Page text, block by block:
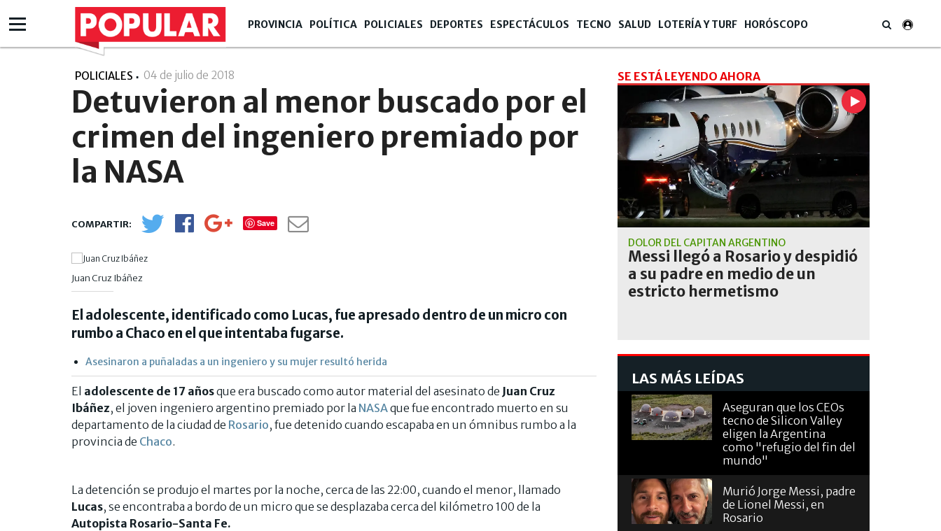
PROVINCIA POLÍTICA POLICIALES DEPORTES ESPECTÁCULOS TECNO SALUD LOTERÍA Y TURF HORÓSCOPO
POLICIALES 04 de julio de 2018
Detuvieron al menor buscado por el
crimen del ingeniero premiado por
la NASA
Save
Juan Cruz Ibáñez
El adolescente, identificado como Lucas, fue apresado dentro de un micro con
rumbo a Chaco en el que intentaba fugarse.
Asesinaron a puñaladas a un ingeniero y su mujer resultó herida
El adolescente de 17 añosque era buscado como autor material del asesinato de Juan Cruz
Ibáñez, el joven ingeniero argentino premiado por la NASAque fue encontrado muerto en su
departamento de la ciudad de Rosario, fue detenido cuando escapaba en un ómnibus rumbo a la
provincia de Chaco.
La detención se produjo el martes por la noche, cerca de las 22:00, cuando el menor, llamado
Lucas, se encontraba a bordo de un micro que se desplazaba cerca del kilómetro 100 de la
Autopista Rosario-Santa Fe.
SE ESTÁ LEYENDO AHORA
DOLOR DEL CAPITÁN ARGENTINO
Messi llegó a Rosario y despidió
a su padre en medio de un
estricto hermetismo
LAS MÁS LEÍDAS
Aseguran que los CEOs
tecno de Silicon Valley
eligen la Argentina
como "refugio del fin del
mundo"
Murió Jorge Messi, padre
de Lionel Messi, en
Rosario